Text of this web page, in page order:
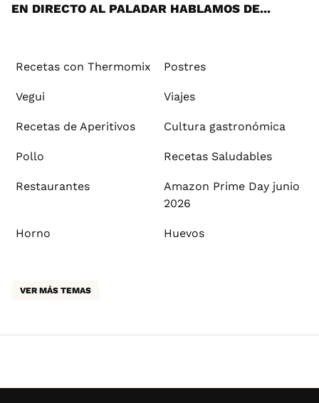
EN DIRECTO AL PALADAR HABLAMOS DE...
Recetas con Thermomix Postres
Vegui Viajes
Recetas de Aperitivos Cultura gastronómica
Pollo Recetas Saludables
Restaurantes
Amazon Prime Day junio
2026
Horno Huevos
VER MÁS TEMAS